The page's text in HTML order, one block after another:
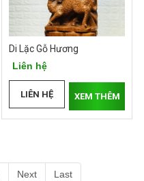
Di Lặc Gỗ Hương
Liên hệ
LIÊN HỆ XEM THÊM
Next Last